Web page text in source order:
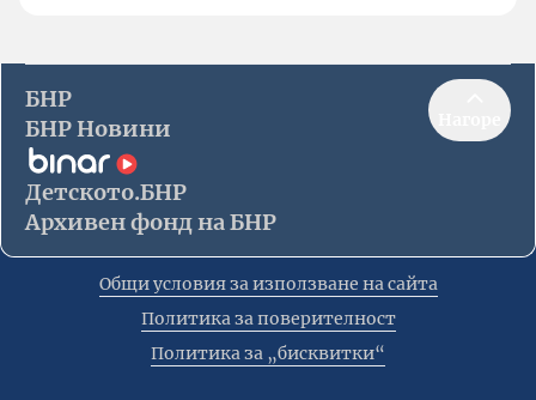
БНР
БНР Новини
Детското.БНР
Архивен фонд на БНР
Общи условия за използване на сайта
Политика за поверителност
Политика за „бисквитки“